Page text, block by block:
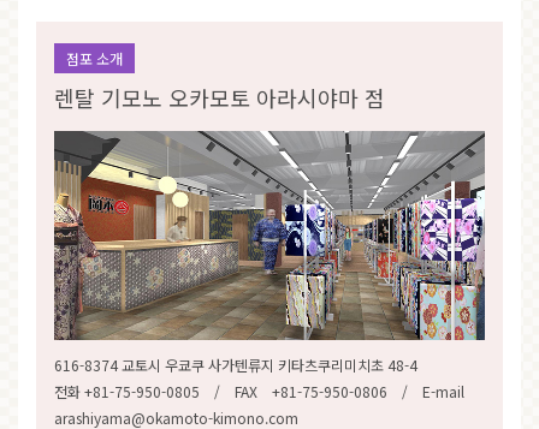
점포 소개
렌탈 기모노 오카모토 아라시야마 점
616-8374 교토시 우쿄쿠 사가텐류지 키타츠쿠리미치초 48-4
전화 +81-75-950-0805 / FAX +81-75-950-0806 / E-mail
arashiyama@okamoto-kimono.com